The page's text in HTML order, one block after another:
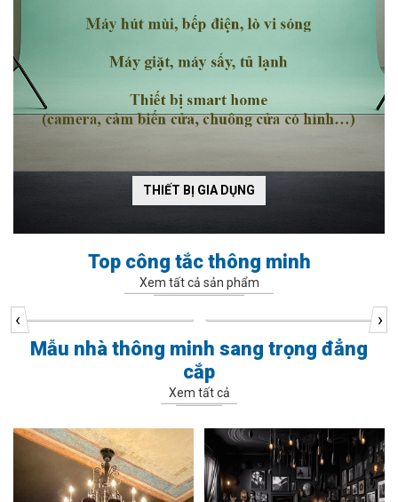
THIẾT BỊ GIA DỤNG
Top công tắc thông minh
Xem tất cả sản phẩm
‹ ›
Mẫu nhà thông minh sang trọng đẳng
cắp
Xem tất cả